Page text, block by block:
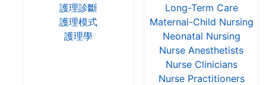
護理診斷
護理模式
護理學
Long-Term Care
Maternal-Child Nursing
Neonatal Nursing
Nurse Anesthetists
Nurse Clinicians
Nurse Practitioners